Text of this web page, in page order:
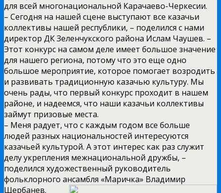
для всей многонациональной Карачаево-Черкесии.
– Сегодня на нашей сцене выступают все казачьи
коллективы нашей республики, – поделился с нами
директор ДК Зеленчукского района Ислам Чаушев. –
Этот конкурс на самом деле имеет большое значение
для нашего региона, потому что это еще одно
большое мероприятие, которое помогает возродить
и развивать традиционную казачью культуру. Мы
очень рады, что первый конкурс проходит в нашем
районе, и надеемся, что наши казачьи коллективы
займут призовые места.
– Меня радует, что с каждым годом все больше
людей разных национальностей интересуются
казачьей культурой. А этот интерес как раз служит
делу укрепления межнациональной дружбы, –
поделился художественный руководитель
фольклорного ансамбля «Маричка» Владимир
Щербанев.